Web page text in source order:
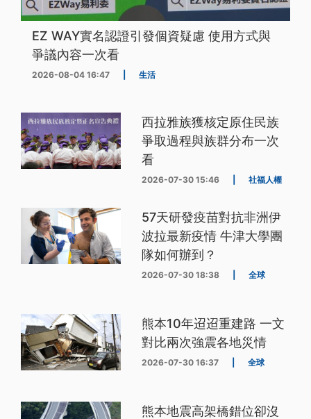
EZ WAY實名認證引發個資疑慮 使用方式與
爭議內容一次看
2026-08-04 16:47 生活
西拉雅族獲核定原住民族
爭取過程與族群分布一次
看
2026-07-30 15:46 社福人權
57天研發疫苗對抗非洲伊
波拉最新疫情 牛津大學團
隊如何辦到？
2026-07-30 18:38 全球
熊本10年迢迢重建路 一文
對比兩次強震各地災情
2026-07-30 16:37 全球
熊本地震高架橋錯位卻沒